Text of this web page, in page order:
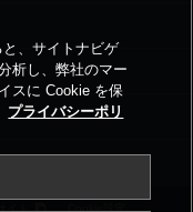
と、サイトナビゲ
析し、弊社のマー
スに Cookie を保
プライバシーポリ